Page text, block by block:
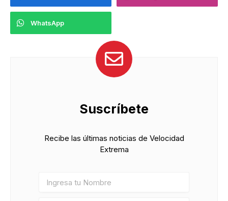
WhatsApp
Suscríbete
Recibe las últimas noticias de Velocidad
Extrema